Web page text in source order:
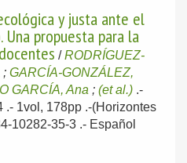
y justa ante el
Una propuesta para la
/RODRÍGUEZ-
; GARCÍA-GONZÁLEZ,
GARCÍA, Ana ; (et al.) .-
.- 1vol, 178pp .-(Horizontes
10282-35-3 .- Español